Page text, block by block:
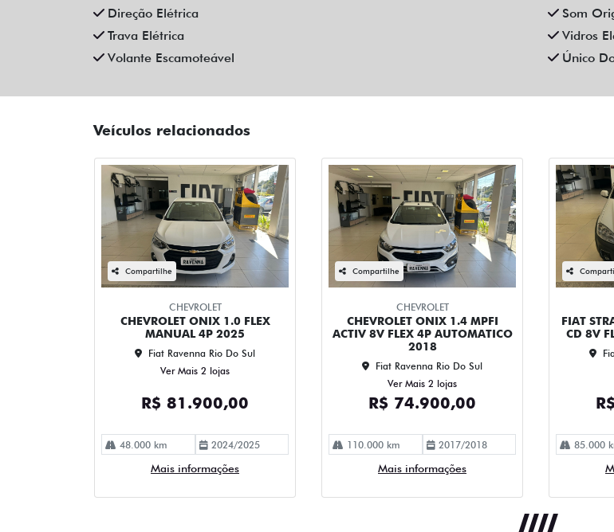
Direção Elétrica
Som
Trava Elétrica
Vidros
Volante Escamoteável
Único
Veículos relacionados
Compartilhe
CHEVROLET
CHEVROLET ONIX 1.0 FLEX
MANUAL 4P 2025
Fiat Ravenna Rio Do Sul
Ver Mais 2 lojas
R$ 81.900,00
48.000 km 2024/2025
Mais informações
Compartilhe
CHEVROLET
CHEVROLET ONIX 1.4 MPFI
ACTIV 8V FLEX 4P AUTOMATICO
2018
Fiat Ravenna Rio Do Sul
Ver Mais 2 lojas
R$ 74.900,00
110.000 km 2017/2018
Mais informações
FIAT
CD 8V
85.000